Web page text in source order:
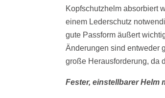
Kopfschutzhelm absorbiert
einem Lederschutz
gute Passform äußert
Änderungen sind entweder
große Herausforderung, da
Fester, einstellbarer Helm